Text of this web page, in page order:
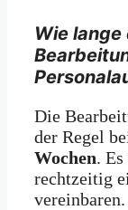
Wie
Die
der Regel
Wochen.
rechtzeitig
vereinbaren.